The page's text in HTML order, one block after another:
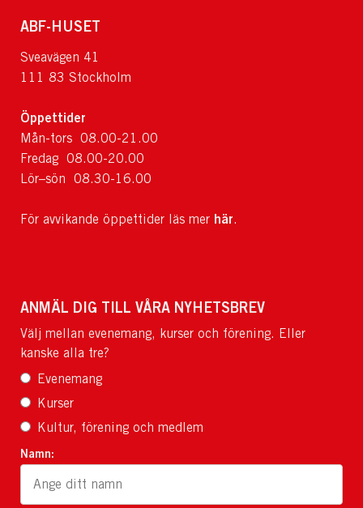
ABF-HUSET
Sveavägen 41
111 83 Stockholm
Öppettider
Mån-tors 08.00-21.00
Fredag 08.00-20.00
Lör–sön 08.30-16.00
För avvikande öppettider läs mer här.
ANMÄL DIG TILL VÅRA NYHETSBREV
Välj mellan evenemang, kurser och förening. Eller
kanske alla tre?
Evenemang
Kurser
Kultur, förening och medlem
Namn: